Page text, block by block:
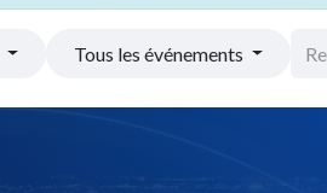
Tous les événements